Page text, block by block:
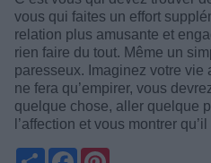
vous qui faites un effort
relation plus amusante et
rien faire du tout. Même un
paresseux. Imaginez votre vie
ne fera qu’empirer, vous
quelque chose, aller quelque
l’affection et vous montrer
PartagerFacebook